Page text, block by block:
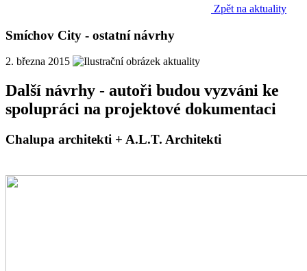
Zpět na aktuality
Smíchov City - ostatní návrhy
2. března 2015
Další návrhy - autoři budou vyzváni ke
spolupráci na projektové dokumentaci
Chalupa architekti + A.L.T. Architekti